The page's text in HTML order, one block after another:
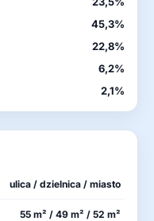
45,3%
22,8%
6,2%
2,1%
ulica / dzielnica / miasto
55 m² / 49 m² / 52 m²